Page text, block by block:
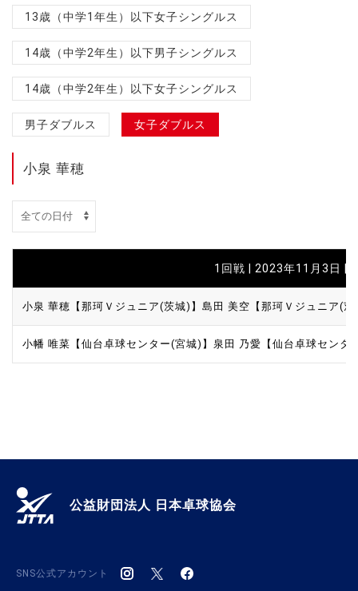
13歳（中学1年生）以下女子シングルス
14歳（中学2年生）以下男子シングルス
14歳（中学2年生）以下女子シングルス
男子ダブルス 女子ダブルス
小泉 華穂
1回戦 | 2023年11月3日 |
小泉 華穂【那珂Ｖジュニア(茨城)】 島田 美空【那珂Ｖジュニア(茨
小幡 唯菜【仙台卓球センター(宮城)】 泉田 乃愛【仙台卓球センタ
公益財団法人 日本卓球協会
SNS公式アカウント